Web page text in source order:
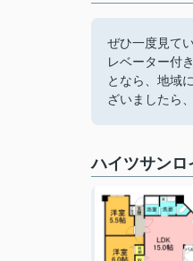
ぜひ一度見て
レベーター付
となら、地域
ざいましたら
ハイツサンロ